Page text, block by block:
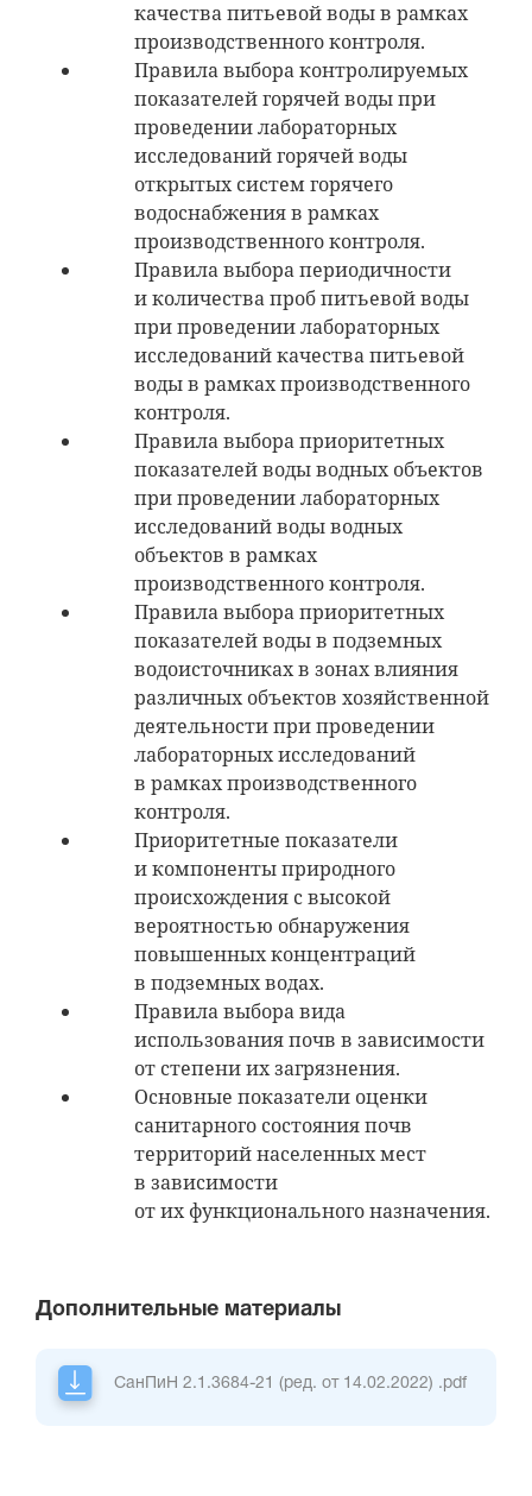
качества питьевой воды в рамках
производственного контроля.
Правила выбора контролируемых
показателей горячей воды при
проведении лабораторных
исследований горячей воды
открытых систем горячего
водоснабжения в рамках
производственного контроля.
Правила выбора периодичности
и количества проб питьевой воды
при проведении лабораторных
исследований качества питьевой
воды в рамках производственного
контроля.
Правила выбора приоритетных
показателей воды водных объектов
при проведении лабораторных
исследований воды водных
объектов в рамках
производственного контроля.
Правила выбора приоритетных
показателей воды в подземных
водоисточниках в зонах влияния
различных объектов хозяйственной
деятельности при проведении
лабораторных исследований
в рамках производственного
контроля.
Приоритетные показатели
и компоненты природного
происхождения с высокой
вероятностью обнаружения
повышенных концентраций
в подземных водах.
Правила выбора вида
использования почв в зависимости
от степени их загрязнения.
Основные показатели оценки
санитарного состояния почв
территорий населенных мест
в зависимости
от их функционального назначения.
Дополнительные материалы
СанПиН 2.1.3684-21 (ред. от 14.02.2022) .pdf